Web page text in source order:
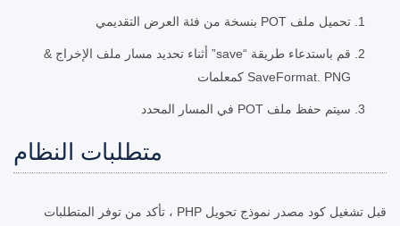
تحميل ملف POT بنسخة من فئة العرض التقديمي
قم باستدعاء طريقة “save” أثناء تحديد مسار ملف الإخراج &
SaveFormat. PNG كمعلمات
سيتم حفظ ملف POT في المسار المحدد
متطلبات النظام
قبل تشغيل كود مصدر نموذج تحويل PHP ، تأكد من توفر المتطلبات